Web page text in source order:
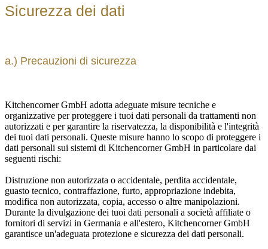
Sicurezza dei dati
a.) Precauzioni di sicurezza
Kitchencorner GmbH adotta adeguate misure tecniche e
organizzative per proteggere i tuoi dati personali da trattamenti non
autorizzati e per garantire la riservatezza, la disponibilità e l'integrità
dei tuoi dati personali. Queste misure hanno lo scopo di proteggere i
dati personali sui sistemi di Kitchencorner GmbH in particolare dai
seguenti rischi:
Distruzione non autorizzata o accidentale, perdita accidentale,
guasto tecnico, contraffazione, furto, appropriazione indebita,
modifica non autorizzata, copia, accesso o altre manipolazioni.
Durante la divulgazione dei tuoi dati personali a società affiliate o
fornitori di servizi in Germania e all'estero, Kitchencorner GmbH
garantisce un'adeguata protezione e sicurezza dei dati personali.